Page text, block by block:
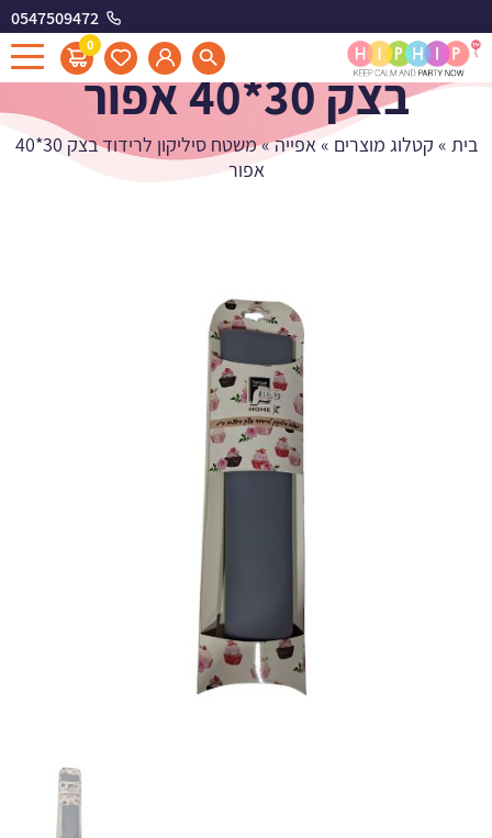
0547509472
0
משטח סיליקון לרידוד
בצק 30*40 אפור
בית » קטלוג מוצרים »אפייה»
משטח סיליקון לרידוד בצק 30*40
אפור